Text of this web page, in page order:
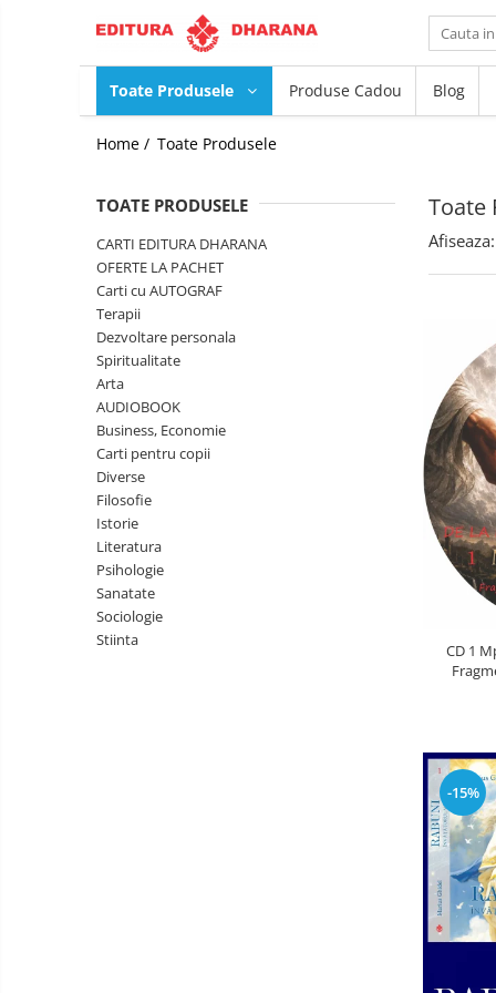
Toate Produsele
CARTI EDITURA DHARANA
OFERTE LA PACHET
Dietoterapie
Dezvoltare
personala
Spiritualitate
AUDIOBOOK
Business, Economie
Carti pentru copii
Toate Produsele Produse Cadou Blog
Home / Toate Produsele
Toate
TOATE PRODUSELE
CARTI EDITURA DHARANA
OFERTE LA PACHET
Carti cu AUTOGRAF
Terapii
Dezvoltare personala
Spiritualitate
Arta
AUDIOBOOK
Business, Economie
Carti pentru copii
Diverse
Filosofie
Istorie
Literatura
Psihologie
Sanatate
Sociologie
Stiinta
Afiseaza:
CD 1
-15%